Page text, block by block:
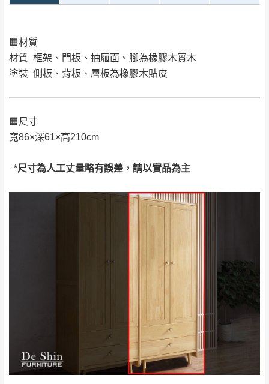
🟧材質
材質 框架、門板、抽屜面、腳為橡膠木實木
塗裝 側板、背板、層板為橡膠木貼皮
🟧尺寸
寬86×深61×高210cm
*尺寸為人工丈量略有誤差，請以實品為主
運 費 說 明
偏遠地區
桃園
免 運
費
＊A108產品另收運費
峨眉鄉、五峰鄉、
橫山、北埔鄉、尖
里
雙溪、貢寮、烏
來、平溪、九份、
石門、林口 下福
注意事項：
由於品項繁多，網頁無法及時更新，如有需
要購買商品，請於出發前來電或到「官方
Line客服」來信確認商品是否有「現貨」與
若商品價格或庫存有異常，商家有權取消訂
見諒！
電話聯絡或E-Mail通知確認訂單。
（洽詢方式請搜尋 L
@dershin
運送範圍：限定北至基隆，南至苗栗，偏遠
地區恕無法提供運送 (詳見運送規章)。
苗栗至基隆；其它地區暫不開放，如因特殊
地型限制(山區、鄉、鎮、村)、樓梯太小、無
0/5 (0)筆
依評論低至高排列